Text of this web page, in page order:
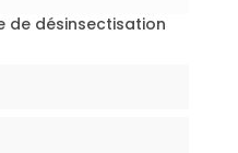
de désinsectisation